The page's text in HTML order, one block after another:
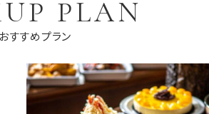
PLAN
おすすめプラン